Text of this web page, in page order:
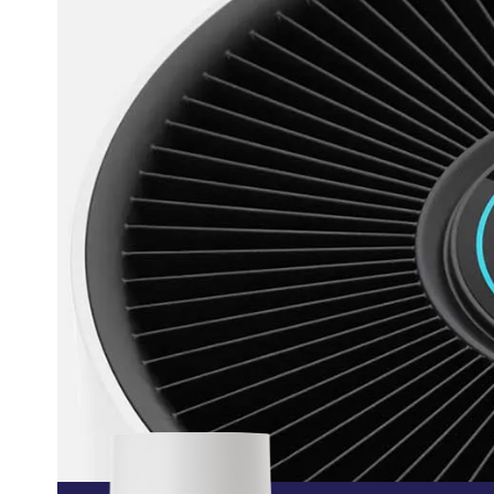
savoir sur
Qu’est-ce que